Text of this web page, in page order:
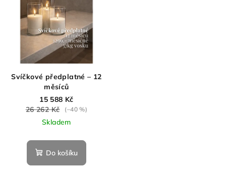
Svíčkové předplatné – 12
měsíců
15 588 Kč
26 262 Kč
(–40 %)
Skladem
Do košíku